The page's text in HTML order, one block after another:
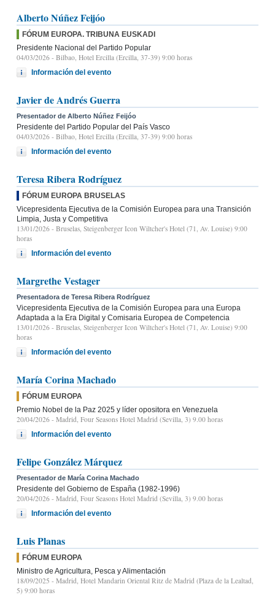
Alberto Núñez Feijóo
FÓRUM EUROPA. TRIBUNA EUSKADI
Presidente Nacional del Partido Popular
04/03/2026 - Bilbao, Hotel Ercilla (Ercilla, 37-39) 9:00 horas
Información del evento
Javier de Andrés Guerra
Presentador de Alberto Núñez Feijóo
Presidente del Partido Popular del País Vasco
04/03/2026 - Bilbao, Hotel Ercilla (Ercilla, 37-39) 9:00 horas
Información del evento
Teresa Ribera Rodríguez
FÓRUM EUROPA BRUSELAS
Vicepresidenta Ejecutiva de la Comisión Europea para una Transición
Limpia, Justa y Competitiva
13/01/2026 - Bruselas, Steigenberger Icon Wiltcher's Hotel (71, Av. Louise) 9:00
horas
Información del evento
Margrethe Vestager
Presentadora de Teresa Ribera Rodríguez
Vicepresidenta Ejecutiva de la Comisión Europea para una Europa
Adaptada a la Era Digital y Comisaria Europea de Competencia
13/01/2026 - Bruselas, Steigenberger Icon Wiltcher's Hotel (71, Av. Louise) 9:00
horas
Información del evento
María Corina Machado
FÓRUM EUROPA
Premio Nobel de la Paz 2025 y líder opositora en Venezuela
20/04/2026 - Madrid, Four Seasons Hotel Madrid (Sevilla, 3) 9.00 horas
Información del evento
Felipe González Márquez
Presentador de María Corina Machado
Presidente del Gobierno de España (1982-1996)
20/04/2026 - Madrid, Four Seasons Hotel Madrid (Sevilla, 3) 9.00 horas
Información del evento
Luis Planas
FÓRUM EUROPA
Ministro de Agricultura, Pesca y Alimentación
18/09/2025 - Madrid, Hotel Mandarin Oriental Ritz de Madrid (Plaza de la Lealtad,
5) 9:00 horas